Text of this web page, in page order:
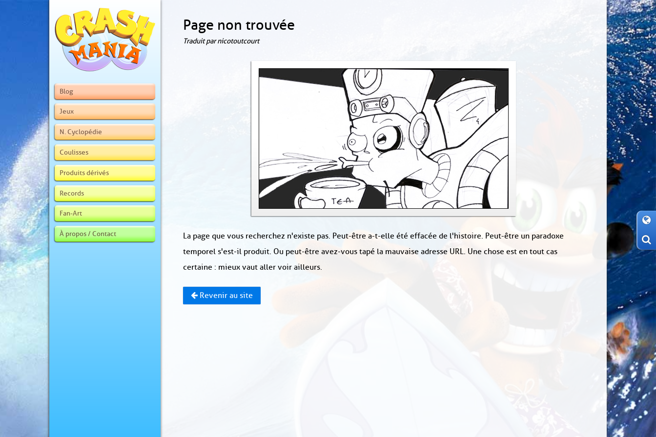
Blog
Jeux
N. Cyclopédie
Coulisses
Produits dérivés
Records
Fan-Art
À propos / Contact
Page non trouvée
Traduit par nicotoutcourt
La page que vous recherchez n'existe pas. Peut-être a-t-elle été effacée de l'histoire. Peut-être un paradoxe
temporel s'est-il produit. Ou peut-être avez-vous tapé la mauvaise adresse URL. Une chose est en tout cas
certaine : mieux vaut aller voir ailleurs.
Revenir au site